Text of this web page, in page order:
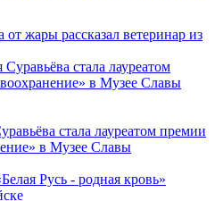
жары рассказал ветеринар из
стала лауреатом премии
в Музее Славы